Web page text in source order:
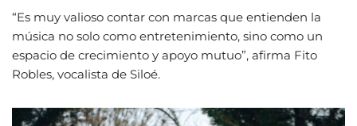
“Es muy valioso contar con marcas que entienden la
música no solo como entretenimiento, sino como un
espacio de crecimiento y apoyo mutuo”, afirma Fito
Robles, vocalista de Siloé.